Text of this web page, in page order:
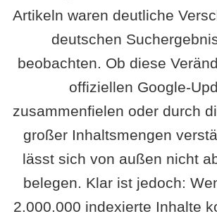
Artikeln waren deutliche
deutschen
beobachten. Ob diese
offiziellen Google-
zusammenfielen oder durch
großer Inhaltsmengen
lässt sich von außen nicht
belegen. Klar ist jedoch:
2.000.000 indexierte Inhalte